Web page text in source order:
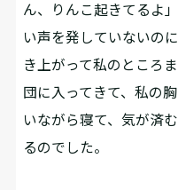
ん、りんこ起きてるよ
い声を発していないの
き上がって私のところ
団に入ってきて、私の
いながら寝て、気が済
るのでした。